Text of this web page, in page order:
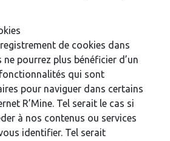
de cookies dans
pourrez plus bénéficier d’un
qui sont
pour naviguer dans certains
R’Mine. Tel serait le cas si
à nos contenus ou services
identifier. Tel serait